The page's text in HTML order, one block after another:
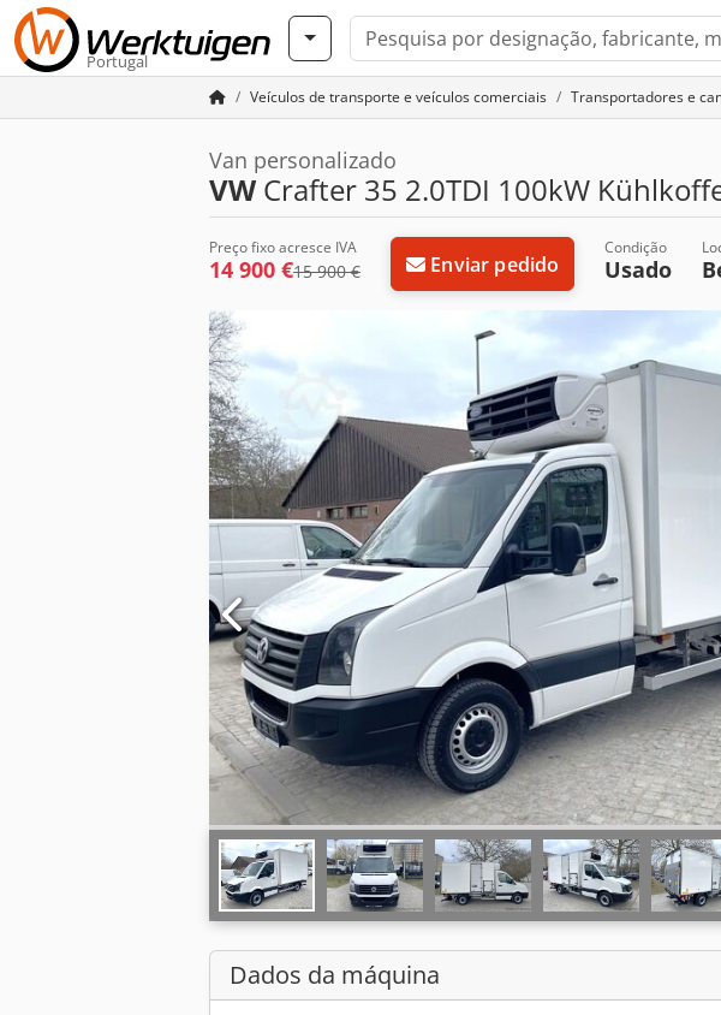
Portugal
Veículos de transporte e veículos comerciais Transportadores e
Van personalizado
VW Crafter 35 2.0TDI 100kW
Preço fixo acresce IVA
14 900 €15 900 € Enviar pedido
Condição
Usado
Dados da máquina